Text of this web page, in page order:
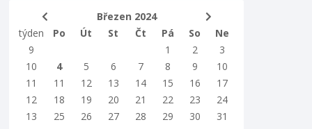
Březen 2024
týden
Po Út St Čt Pá So
Ne
9
1 2
3
10
4 5 6 7 8 9
10
11
11 12 13 14 15 16
17
12
18 19 20 21 22 23
24
13
25 26 27 28 29 30 31